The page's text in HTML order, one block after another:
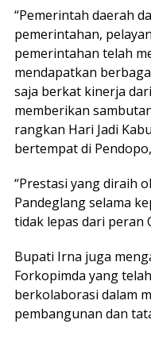
“Pemerintah daerah
pemerintahan,
pemerintahan telah
mendapatkan
saja berkat kinerja
memberikan
rangkan Hari Jadi
bertempat di
“Prestasi yang diraih
Pandeglang selama
tidak lepas dari peran
Bupati Irna juga
Forkopimda yang
berkolaborasi dalam
pembangunan dan